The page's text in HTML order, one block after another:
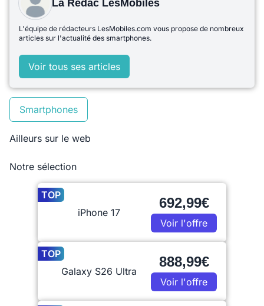
La Rédac LesMobiles
L'équipe de rédacteurs LesMobiles.com vous propose de nombreux
articles sur l'actualité des smartphones.
Voir tous ses articles
Smartphones
Ailleurs sur le web
Notre sélection
TOP
iPhone 17
692,99€
Voir l'offre
TOP
Galaxy S26 Ultra
888,99€
Voir l'offre